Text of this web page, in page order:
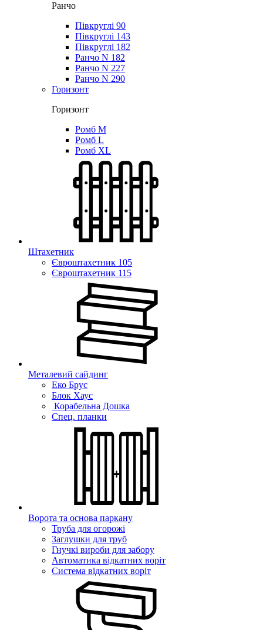
Ранчо
Півкруглі 90
Півкруглі 143
Півкруглі 182
Ранчо N 182
Ранчо N 227
Ранчо N 290
Горизонт
Горизонт
Ромб M
Ромб L
Ромб XL
Штахетник
Євроштахетник 105
Євроштахетник 115
Металевий сайдинг
Еко Брус
Блок Хаус
Корабельна Дошка
Спец. планки
Ворота та основа паркану
Труба для огорожі
Заглушки для труб
Гнучкі вироби для забору
Автоматика відкатних воріт
Система відкатних воріт